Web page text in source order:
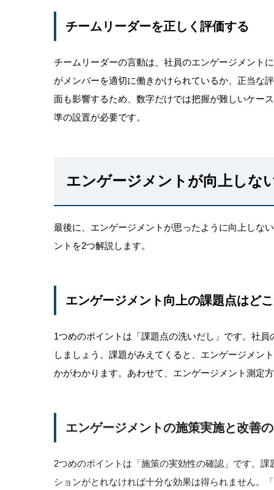
チームリーダーを正しく評価する
チームリーダーの言動は、社員のエンゲージメント
がメンバーを適切に働きかけられているか、正当な
面も影響するため、数字だけでは把握が難しいケー
準の設置が必要です。
エンゲージメントが向上しな
最後に、エンゲージメントが思ったように向上しな
ントを2つ解説します。
エンゲージメント向上の課題点はど
1つめのポイントは「課題点の洗いだし」です。社
しましょう。課題がみえてくると、エンゲージメン
かがわかります。あわせて、エンゲージメント測定
エンゲージメントの施策実施と改善
2つめのポイントは「施策の実効性の確認」です。
ションがとれなければ十分な効果は得られません